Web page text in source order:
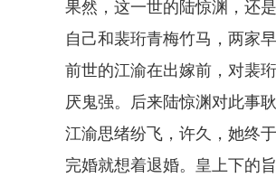
果然，这一世的陆惊渊，还
自己和裴珩青梅竹马，两家
前世的江渝在出嫁前，对裴
厌鬼强。后来陆惊渊对此事
江渝思绪纷飞，许久，她终
完婚就想着退婚。皇上下的